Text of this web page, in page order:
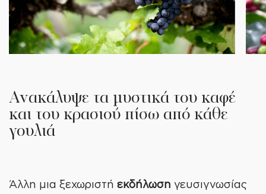
Ανακάλυψε τα μυστικά του καφέ
και του κρασιού πίσω από κάθε
γουλιά
Άλλη μια ξεχωριστή εκδήλωση γευσιγνωσίας